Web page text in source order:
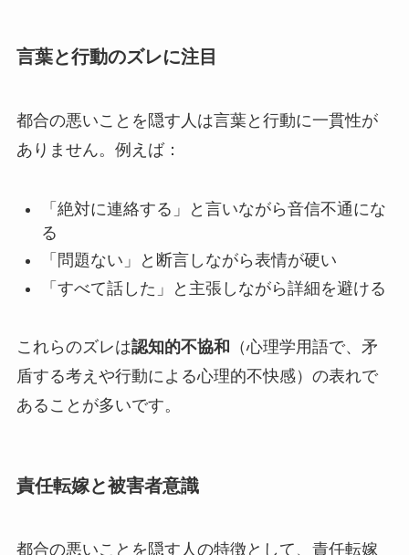
言葉と行動のズレに注目
都合の悪いことを隠す人は言葉と行動に一貫性が
ありません。例えば：
「絶対に連絡する」と言いながら音信不通にな
る
「問題ない」と断言しながら表情が硬い
「すべて話した」と主張しながら詳細を避ける
これらのズレは認知的不協和
（心理学用語で、矛
盾する考えや行動による心理的不快感）の表れで
あることが多いです。
責任転嫁と被害者意識
都合の悪いことを隠す人の特徴として、責任転嫁